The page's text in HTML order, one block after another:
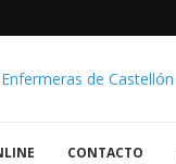
CONTACTO